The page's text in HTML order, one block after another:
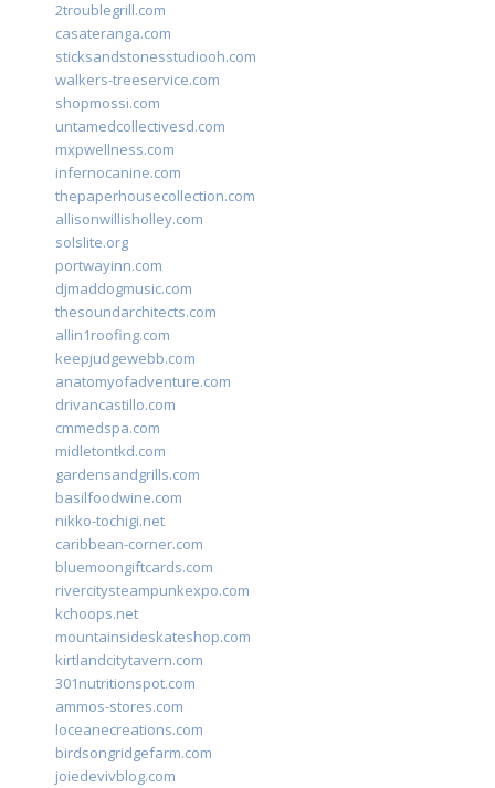
2troublegrill.com
casateranga.com
sticksandstonesstudiooh.com
walkers-treeservice.com
shopmossi.com
untamedcollectivesd.com
mxpwellness.com
infernocanine.com
thepaperhousecollection.com
allisonwillisholley.com
solslite.org
portwayinn.com
djmaddogmusic.com
thesoundarchitects.com
allin1roofing.com
keepjudgewebb.com
anatomyofadventure.com
drivancastillo.com
cmmedspa.com
midletontkd.com
gardensandgrills.com
basilfoodwine.com
nikko-tochigi.net
caribbean-corner.com
bluemoongiftcards.com
rivercitysteampunkexpo.com
kchoops.net
mountainsideskateshop.com
kirtlandcitytavern.com
301nutritionspot.com
ammos-stores.com
loceanecreations.com
birdsongridgefarm.com
joiedevivblog.com